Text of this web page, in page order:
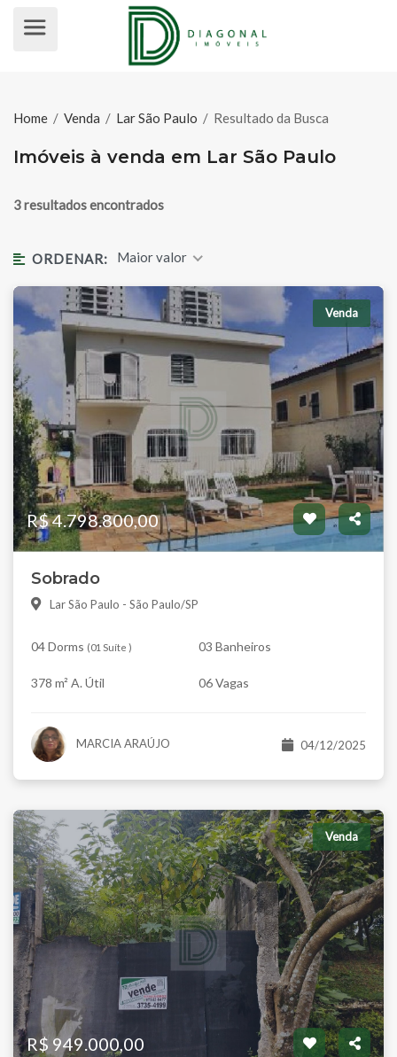
Home / Venda / Lar São Paulo / Resultado da Busca
Imóveis à venda em Lar São Paulo
3 resultados encontrados
ORDENAR: Maior valor
Venda
R$ 4.798.800,00
Sobrado
Lar São Paulo - São Paulo/SP
04 Dorms (01 Suíte ) 03 Banheiros
378 m² A. Útil 06 Vagas
MARCIA ARAÚJO 04/12/2025
Venda
R$ 949.000,00